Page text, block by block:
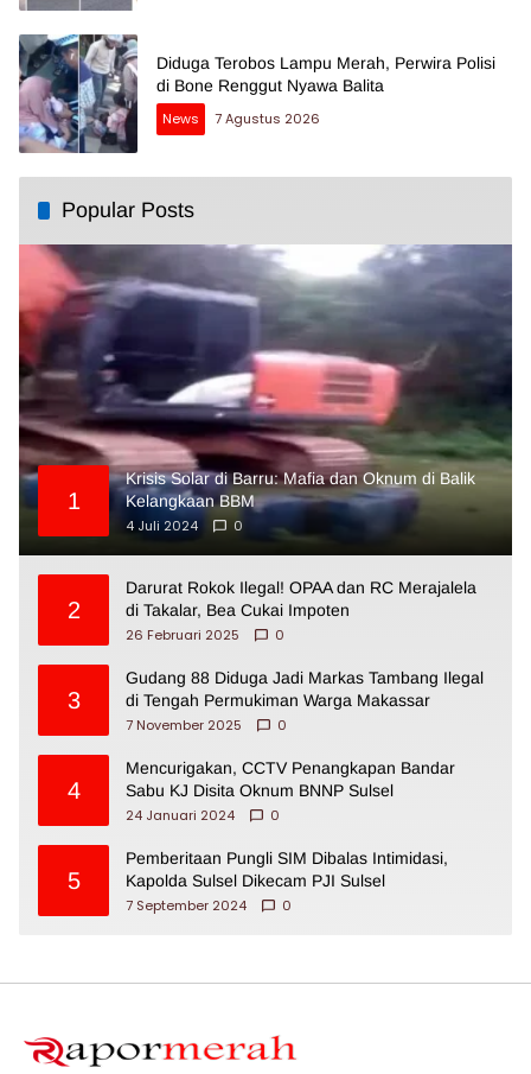
Diduga Terobos Lampu Merah, Perwira Polisi
di Bone Renggut Nyawa Balita
News
7 Agustus 2026
Popular Posts
1
Krisis Solar di Barru: Mafia dan Oknum di Balik
Kelangkaan BBM
4 Juli 2024
0
2
Darurat Rokok Ilegal! OPAA dan RC Merajalela
di Takalar, Bea Cukai Impoten
26 Februari 2025
0
3
Gudang 88 Diduga Jadi Markas Tambang Ilegal
di Tengah Permukiman Warga Makassar
7 November 2025
0
4
Mencurigakan, CCTV Penangkapan Bandar
Sabu KJ Disita Oknum BNNP Sulsel
24 Januari 2024
0
5
Pemberitaan Pungli SIM Dibalas Intimidasi,
Kapolda Sulsel Dikecam PJI Sulsel
7 September 2024
0